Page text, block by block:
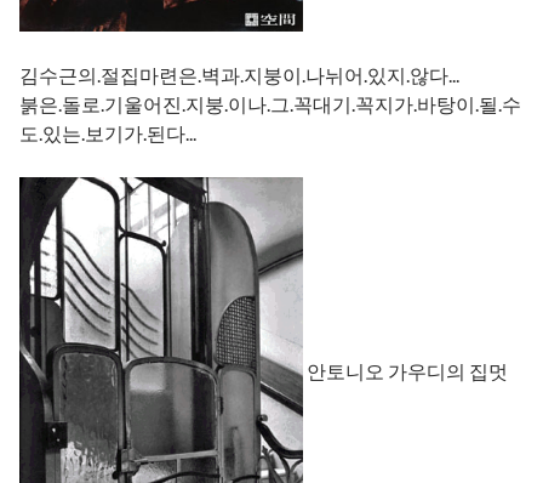
김수근의.절집마련은.벽과.지붕이.나뉘어.있지.않다...
붉은.돌로.기울어진.지붕.이나.그.꼭대기.꼭지가.바탕이.될.수
도.있는.보기가.된다...
안토니오 가우디의 집멋